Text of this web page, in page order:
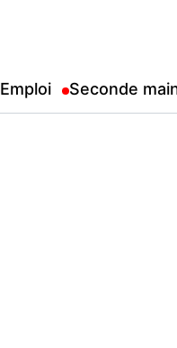
Emploi Seconde